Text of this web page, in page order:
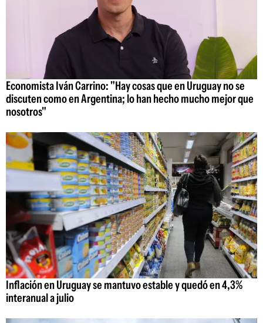
Economista Iván Carrino: "Hay cosas que en Uruguay no se
discuten como en Argentina; lo han hecho mucho mejor que
nosotros"
Inflación en Uruguay se mantuvo estable y quedó en 4,3%
interanual a julio